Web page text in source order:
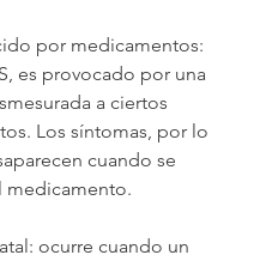
por medicamentos:
es provocado por una
a ciertos
Los síntomas, por lo
cuando se
medicamento.
ocurre cuando un